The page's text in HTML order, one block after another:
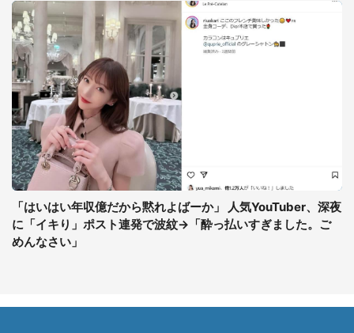
「はいはい年収億だから黙れよばーか」 人気YouTuber、深夜
に「イキり」ポスト連発で波紋→「酔っ払いすぎました。ご
めんなさい」